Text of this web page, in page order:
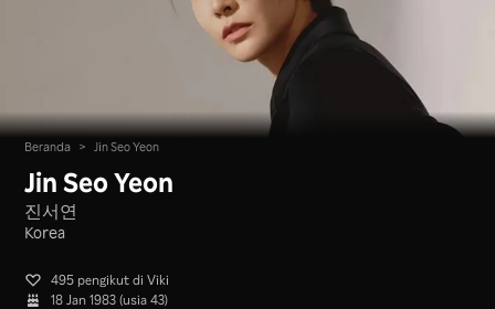
Beranda > Jin Seo Yeon
Jin Seo Yeon
진서연
Korea
495 pengikut di Viki
18 Jan 1983 (usia 43)